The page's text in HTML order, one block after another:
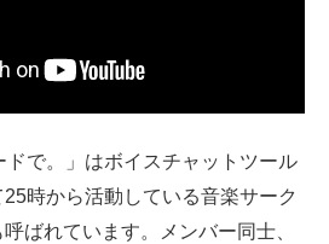
で。」はボイスチャットツール
25時から活動している音楽サーク
ばれています。メンバー同士、